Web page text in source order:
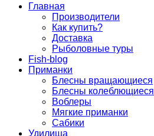
Главная
Производители
Как купить?
Доставка
Рыболовные туры
Fish-blog
Приманки
Блесны вращающиеся
Блесны колеблющиеся
Воблеры
Мягкие приманки
Сабики
Удилища